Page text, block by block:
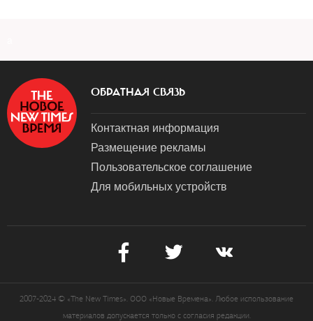
ОБРАТНАЯ СВЯЗЬ
Контактная информация
Размещение рекламы
Пользовательское соглашение
Для мобильных устройств
2007-2024 © «The New Times». ООО «Новые Времена». Любое использование
материалов допускается только с согласия редакции.